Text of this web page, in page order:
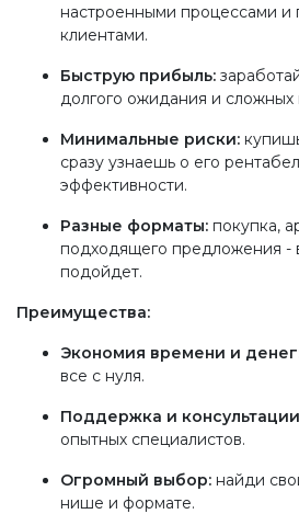
настроенными процессами и
клиентами.
Быструю прибыль:
долгого ожидания и сложных
Минимальные риски:
сразу узнаешь о его
эффективности.
Разные форматы: покупка,
подходящего предложения -
подойдет.
Преимущества:
Экономия времени и
все с нуля.
Поддержка и
опытных специалистов.
Огромный выбор: найди
нише и формате.